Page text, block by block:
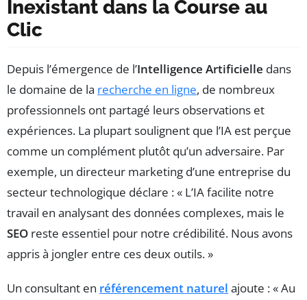
Inexistant dans la Course au
Clic
Depuis l’émergence de l’Intelligence Artificielle dans
le domaine de la recherche en ligne, de nombreux
professionnels ont partagé leurs observations et
expériences. La plupart soulignent que l’IA est perçue
comme un complément plutôt qu’un adversaire. Par
exemple, un directeur marketing d’une entreprise du
secteur technologique déclare : « L’IA facilite notre
travail en analysant des données complexes, mais le
SEO reste essentiel pour notre crédibilité. Nous avons
appris à jongler entre ces deux outils. »
Un consultant en référencement naturel ajoute : « Au